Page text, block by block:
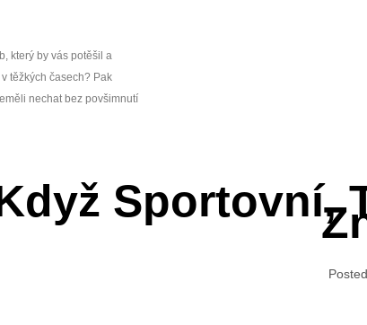
který by vás potěšil a
těžkých časech? Pak
nechat bez povšimnutí
Sportovní,